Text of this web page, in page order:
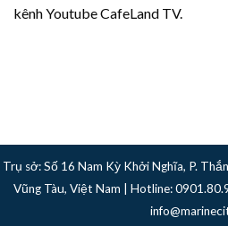
kênh Youtube CafeLand TV.
Trụ sở: Số 16 Nam Kỳ Khởi Nghĩa, P.
Vũng Tàu, Việt Nam | Hotline: